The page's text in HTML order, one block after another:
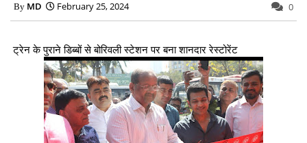
MD February 25, 2024 0
ट्रेन के पुराने डिब्बों से बोरिवली स्टेशन पर बना शानदार रेस्टोरेंट